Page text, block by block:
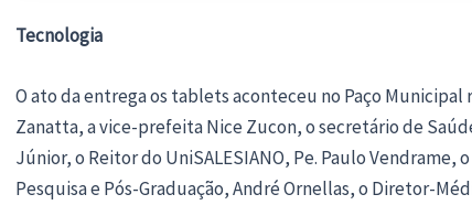
Tecnologia
O ato da entrega os tablets aconteceu no Paço
Zanatta, a vice-prefeita Nice Zucon, o secretário de
Júnior, o Reitor do UniSALESIANO, Pe. Paulo Vendrame,
Pesquisa e Pós-Graduação, André Ornellas, o Diretor-